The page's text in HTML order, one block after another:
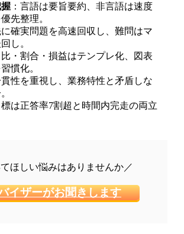
：言語は要旨要約、非言語は速度
先整理。
確実問題を高速回収し、難問はマ
し。
・割合・損益はテンプレ化、図表
慣化。
貫性を重視し、業務特性と矛盾しな
標は正答率7割超と時間内完走の両立
ほしい悩みはありませんか／
イザーがお聞きします